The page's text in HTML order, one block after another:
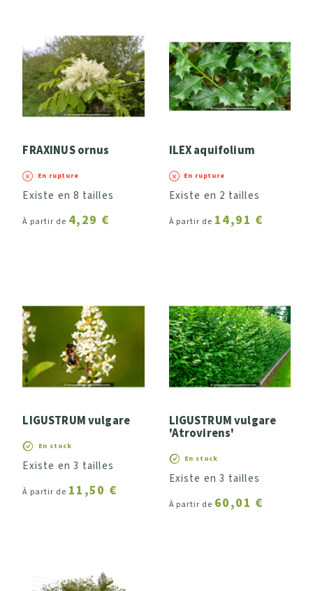
FRAXINUS ornus
En rupture
Existe en 8 tailles
À partir de 4,29 €
ILEX aquifolium
En rupture
Existe en 2 tailles
À partir de 14,91 €
LIGUSTRUM vulgare
En stock
Existe en 3 tailles
À partir de 11,50 €
LIGUSTRUM vulgare
'Atrovirens'
En stock
Existe en 3 tailles
À partir de 60,01 €